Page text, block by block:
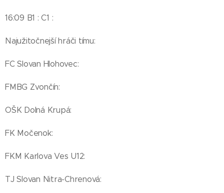
16:09 B1 : C1 :
Najužitočnejší hráči tímu:
FC Slovan Hlohovec:
FMBG Zvončín:
OŠK Dolná Krupá:
FK Močenok:
FKM Karlova Ves U12:
TJ Slovan Nitra-Chrenová: